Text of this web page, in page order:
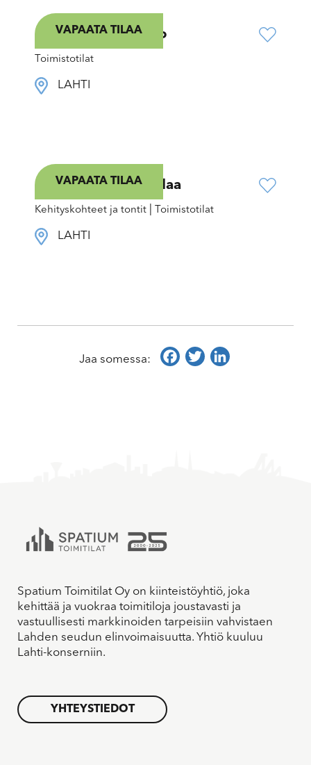
VAPAATA TILAA
Lahden Tiedepuisto
Toimistotilat
LAHTI
VAPAATA TILAA
Fellmannia – Liiketilaa
Kehityskohteet ja tontit Toimistotilat
LAHTI
Jaa somessa: Facebook
Twitter
Spatium Toimitilat Oy on kiinteistöyhtiö, joka
kehittää ja vuokraa toimitiloja joustavasti ja
vastuullisesti markkinoiden tarpeisiin vahvistaen
Lahden seudun elinvoimaisuutta. Yhtiö kuuluu
Lahti-konserniin.
YHTEYSTIEDOT